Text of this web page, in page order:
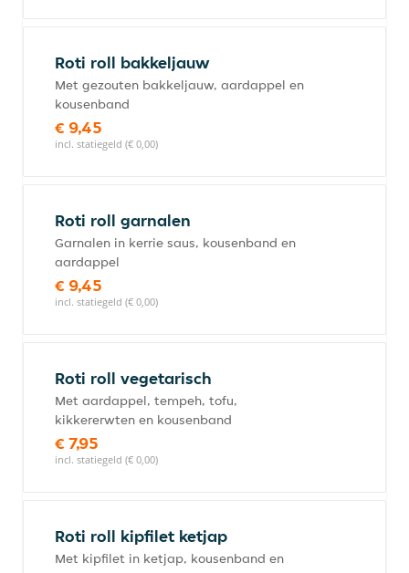
Roti roll bakkeljauw
Met gezouten bakkeljauw, aardappel en
kousenband
€ 9,45
incl. statiegeld (€ 0,00)
Roti roll garnalen
Garnalen in kerrie saus, kousenband en
aardappel
€ 9,45
incl. statiegeld (€ 0,00)
Roti roll vegetarisch
Met aardappel, tempeh, tofu,
kikkererwten en kousenband
€ 7,95
incl. statiegeld (€ 0,00)
Roti roll kipfilet ketjap
Met kipfilet in ketjap, kousenband en